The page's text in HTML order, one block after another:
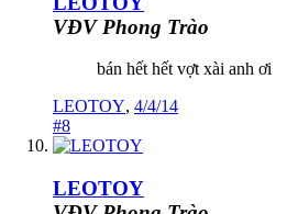
VĐV Phong Trào
bán hết hết vợt xài anh ơi
LEOTOY, 4/4/14
#8
LEOTOY